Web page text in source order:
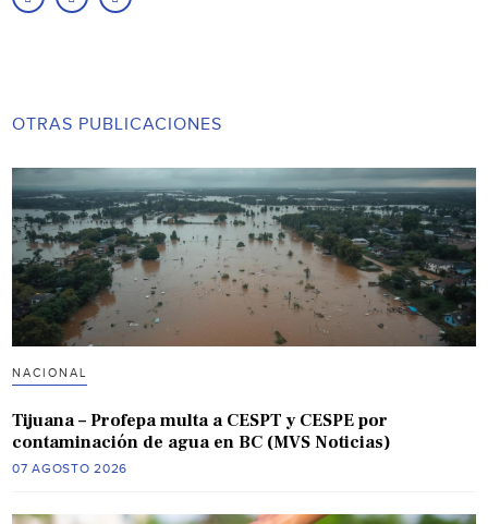
OTRAS PUBLICACIONES
NACIONAL
Tijuana – Profepa multa a CESPT y CESPE por
contaminación de agua en BC (MVS Noticias)
07 AGOSTO 2026